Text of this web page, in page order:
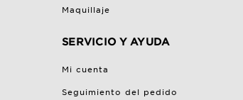
Maquillaje
SERVICIO Y AYUDA
Mi cuenta
Seguimiento del pedido